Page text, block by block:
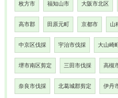
枚方市 福知山市 大阪市北区
高市郡 田原元町 京都市 山
中京区伐採 宇治市伐採 大山崎
堺市南区剪定 三田市伐採 高槻
奈良市伐採 北葛城郡剪定 伊丹